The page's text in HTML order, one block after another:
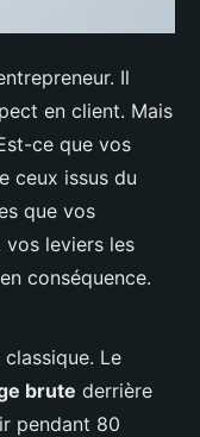
Il
en client. Mais
ce que vos
ceux issus du
que vos
vos leviers les
conséquence.
Le
brute derrière
pendant 80